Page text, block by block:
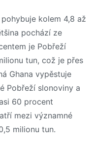
kolem 4,8 až
pochází ze
je Pobřeží
tun, což je přes
Ghana vypěstuje
Pobřeží slonoviny a
60 procent
mezi významné
milionu tun.